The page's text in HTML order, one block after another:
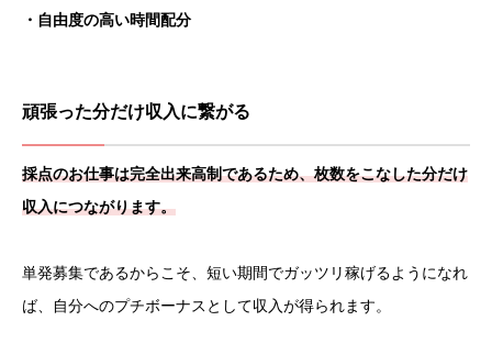
・自由度の高い時間配分
頑張った分だけ収入に繋がる
採点のお仕事は完全出来高制であるため、枚数をこなした分だけ
収入につながります。
単発募集であるからこそ、短い期間でガッツリ稼げるようになれ
ば、自分へのプチボーナスとして収入が得られます。